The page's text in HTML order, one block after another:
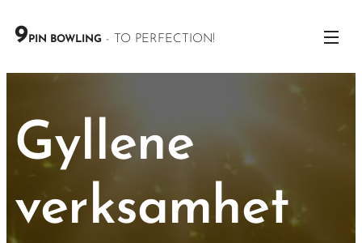
9 PIN BOWLING - TO PERFECTION!
Gyllene
verksamhet